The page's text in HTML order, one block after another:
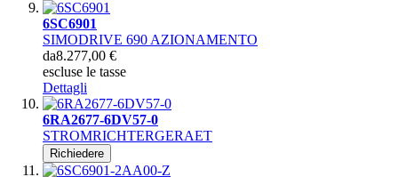
6SC6901
SIMODRIVE 690 AZIONAMENTO
da8.277,00 €
escluse le tasse
Dettagli
6RA2677-6DV57-0
STROMRICHTERGERAET
Richiedere